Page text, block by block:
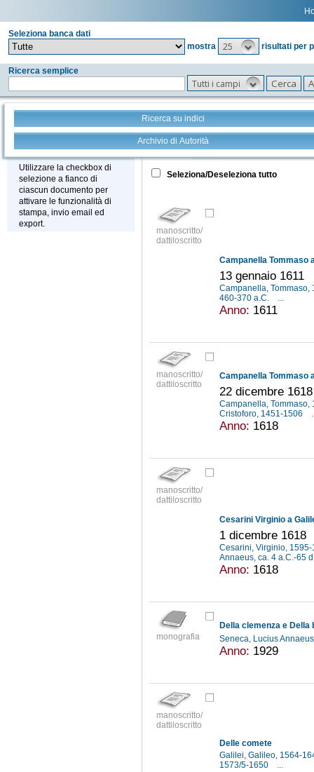
Seleziona banca dati
mostra
25 risultati per
Ricerca semplice
Tutti i campi
Ricerca su indici
Archivio di Autorità
Stampa - Email - Export
Utilizzare la checkbox di
selezione a fianco di
ciascun documento per
attivare le funzionalità di
stampa, invio email ed
export.
Tutto +
Seleziona/Deseleziona tutto
manoscritto/
dattiloscritto
Campanella Tommaso
13 gennaio 1611
Campanella,
460-370 a.C.
...
Anno: 1611
manoscritto/
dattiloscritto
Campanella Tommaso
22 dicembre 1618
Campanella,
Cristoforo, 1451-1506
Anno: 1618
manoscritto/
dattiloscritto
Cesarini Virginio a
1 dicembre 1618
Cesarini, Virginio,
Annaeus, ca. 4 a.C.-65
Anno: 1618
monografia
Della clemenza e
Seneca, Lucius
Anno: 1929
manoscritto/
dattiloscritto
Delle comete
Galilei, Galileo, 1564-
1573/5-1650